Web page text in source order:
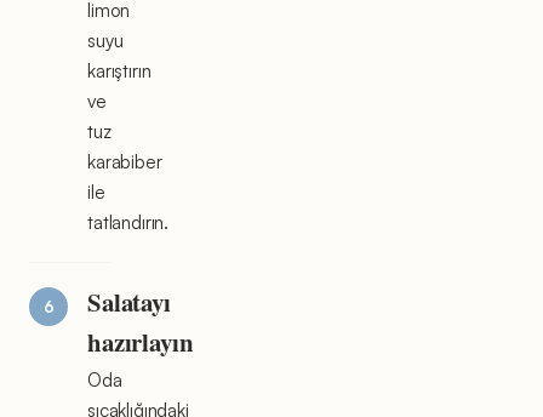
limon
suyu
karıştırın
ve
tuz
karabiber
ile
tatlandırın.
Salatayı
hazırlayın
Oda
sıcaklığındaki